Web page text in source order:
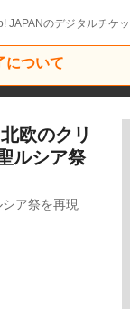
のデジタルチケッ
について
欧のクリ
ルシア祭
ア祭を再現